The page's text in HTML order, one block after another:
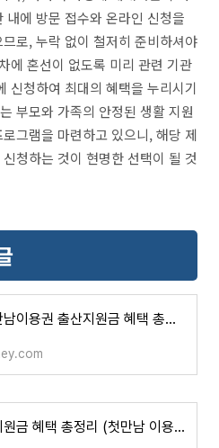
에 방문 접수와 온라인 신청을
로, 누락 없이 철저히 준비하셔야
에 혼선이 없도록 미리 관련 기관
신청하여 최대의 혜택을 누리시기
부모와 가족의 안정된 생활 지원
그램을 마련하고 있으니, 해당 제
청하는 것이 현명한 선택이 될 것
성남시 첫만남이용권 출산지원금 혜택 총정리 (다자녀 추가 혜택, 지원금액, 사용처)
부산 출산지원금 혜택 총정리 (첫만남 이용권, 출산양육지원금, 다자녀 추가 혜택)